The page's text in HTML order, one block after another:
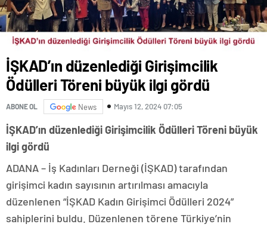
İŞKAD’ın düzenlediği Girişimcilik
Ödülleri Töreni büyük ilgi gördü
ABONE OL News Mayıs 12, 2024 07:05
İŞKAD’ın düzenlediği Girişimcilik Ödülleri Töreni büyük
ilgi gördü
ADANA – İş Kadınları Derneği (İŞKAD) tarafından
girişimci kadın sayısının artırılması amacıyla
düzenlenen “İŞKAD Kadın Girişimci Ödülleri 2024”
sahiplerini buldu. Düzenlenen törene Türkiye’nin